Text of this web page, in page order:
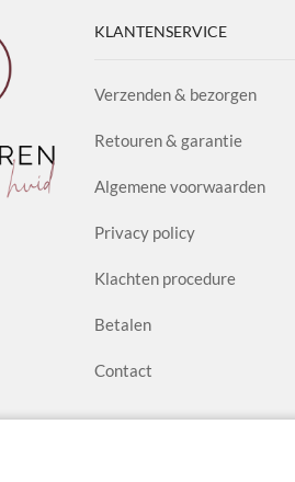
KLANTENSERVICE
Verzenden & bezorgen
Retouren & garantie
Algemene voorwaarden
Privacy policy
Klachten procedure
Betalen
Contact